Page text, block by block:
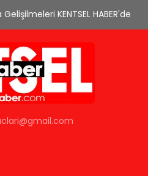
KENTSEL HABER'de